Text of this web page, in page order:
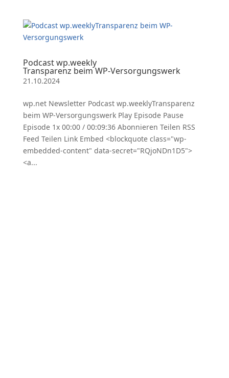
Podcast wp.weekly
Transparenz beim WP-Versorgungswerk
21.10.2024
wp.net Newsletter Podcast wp.weeklyTransparenz
beim WP-Versorgungswerk Play Episode Pause
Episode 1x 00:00 / 00:09:36 Abonnieren Teilen RSS
Feed Teilen Link Embed <blockquote class="wp-
embedded-content" data-secret="RQjoNDn1D5">
<a...